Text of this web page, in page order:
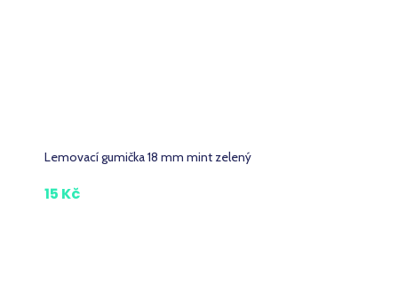
Lemovací gumička 18 mm mint zelený
15 Kč